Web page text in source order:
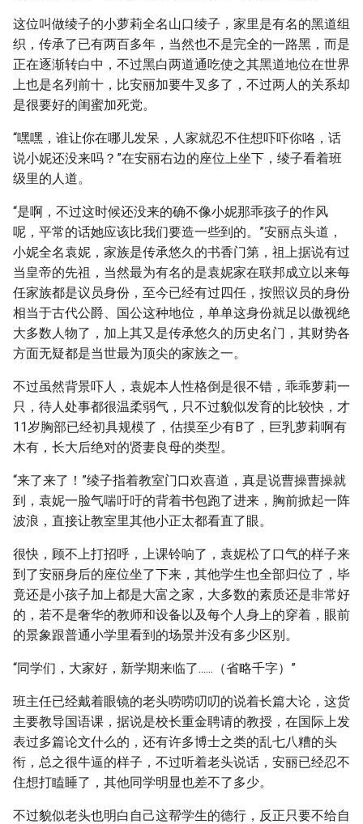
这位叫做绫子的小萝莉全名山口绫子，家里是有名的黑道组
织，传承了已有两百多年，当然也不是完全的一路黑，而是
正在逐渐转白中，不过黑白两道通吃使之其黑道地位在世界
上也是名列前十，比安丽加要牛叉多了，不过两人的关系却
是很要好的闺蜜加死党。
“嘿嘿，谁让你在哪儿发呆，人家就忍不住想吓吓你咯，话
说小妮还没来吗？”在安丽右边的座位上坐下，绫子看着班
级里的人道。
“是啊，不过这时候还没来的确不像小妮那乖孩子的作风
呢，平常的话她应该比我们要造一些到的。”安丽点头道，
小妮全名袁妮，家族是传承悠久的书香门第，祖上据说有过
当皇帝的先祖，当然最为有名的是袁妮家在联邦成立以来每
任家族都是议员身份，至今已经有过四任，按照议员的身份
相当于古代公爵、国公这种地位，单单这身份就足以傲视绝
大多数人物了，加上其又是传承悠久的历史名门，其财势各
方面无疑都是当世最为顶尖的家族之一。
不过虽然背景吓人，袁妮本人性格倒是很不错，乖乖萝莉一
只，待人处事都很温柔弱气，只不过貌似发育的比较快，才
11岁胸部已经初具规模了，估摸至少有B了，巨乳萝莉啊有
木有，长大后绝对的贤妻良母的类型。
“来了来了！”绫子指着教室门口欢喜道，真是说曹操曹操就
到，袁妮一脸气喘吁吁的背着书包跑了进来，胸前掀起一阵
波浪，直接让教室里其他小正太都看直了眼。
很快，顾不上打招呼，上课铃响了，袁妮松了口气的样子来
到了安丽身后的座位坐了下来，其他学生也全部归位了，毕
竟还是小孩子加上都是大富之家，大多数的素质还是非常好
的，若不是奢华的教师和设备以及每个人身上的穿着，眼前
的景象跟普通小学里看到的场景并没有多少区别。
“同学们，大家好，新学期来临了......（省略千字）”
班主任已经戴着眼镜的老头唠唠叨叨的说着长篇大论，这货
主要教导国语课，据说是校长重金聘请的教授，在国际上发
表过多篇论文什么的，还有许多博士之类的乱七八糟的头
衔，总之很牛逼的样子，不过听着老头说话，安丽已经忍不
住想打瞌睡了，其他同学明显也差不了多少。
不过貌似老头也明白自己这帮学生的德行，反正只要不给自